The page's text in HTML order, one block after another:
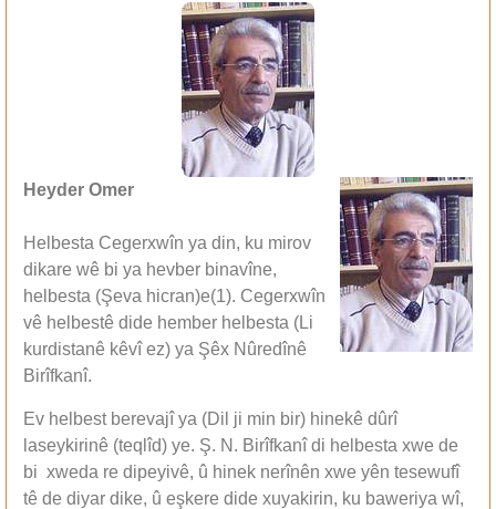
Heyder Omer
Helbesta Cegerxwîn ya din, ku mirov
dikare wê bi ya hevber binavîne,
helbesta (Şeva hicran)e(1). Cegerxwîn
vê helbestê dide hember helbesta (Li
kurdistanê kêvî ez) ya Şêx Nûredînê
Birîfkanî.
Ev helbest berevajî ya (Dil ji min bir) hinekê dûrî
laseykirinê (teqlîd) ye. Ş. N. Birîfkanî di helbesta xwe de
bi xweda re dipeyivê, û hinek nerînên xwe yên tesewufî
tê de diyar dike, û eşkere dide xuyakirin, ku baweriya wî,